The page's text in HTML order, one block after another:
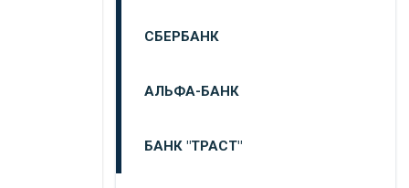
СБЕРБАНК
АЛЬФА-БАНК
БАНК "ТРАСТ"